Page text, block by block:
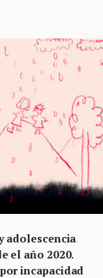
adolescencia
el año 2020.
incapacidad